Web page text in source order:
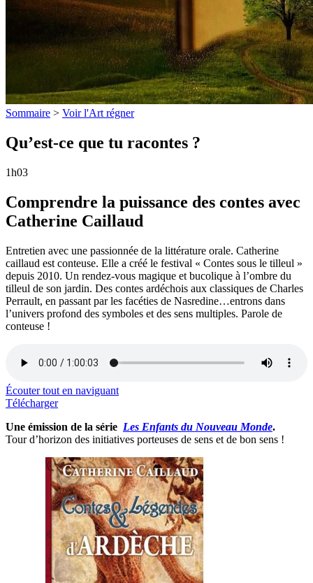
Sommaire > Voir l'Art régner
Qu’est-ce que tu racontes ?
1h03
Comprendre la puissance des contes avec
Catherine Caillaud
Entretien avec une passionnée de la littérature orale. Catherine
caillaud est conteuse. Elle a créé le festival « Contes sous le tilleul »
depuis 2010. Un rendez-vous magique et bucolique à l’ombre du
tilleul de son jardin. Des contes ardéchois aux classiques de Charles
Perrault, en passant par les facéties de Nasredine…entrons dans
l’univers profond des symboles et des sens multiples. Parole de
conteuse !
Écouter tout en naviguant
Télécharger
Une émission de la série Les Enfants du Nouveau Monde.
Tour d’horizon des initiatives porteuses de sens et de bon sens !